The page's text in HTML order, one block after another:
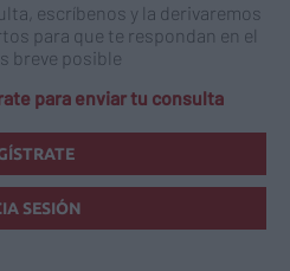
escríbenos y la derivaremos
para que te respondan en el
breve posible
para enviar tu consulta
SESIÓN